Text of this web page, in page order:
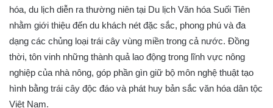
hóa, du lịch diễn ra thường niên tại Du lịch Văn hóa Suối Tiên
nhằm giới thiệu đến du khách nét đặc sắc, phong phú và đa
dạng các chủng loại trái cây vùng miền trong cả nước. Đồng
thời, tôn vinh những thành quả lao động trong lĩnh vực nông
nghiệp của nhà nông, góp phần gìn giữ bộ môn nghệ thuật tạo
hình bằng trái cây độc đáo và phát huy bản sắc văn hóa dân tộc
Việt Nam.